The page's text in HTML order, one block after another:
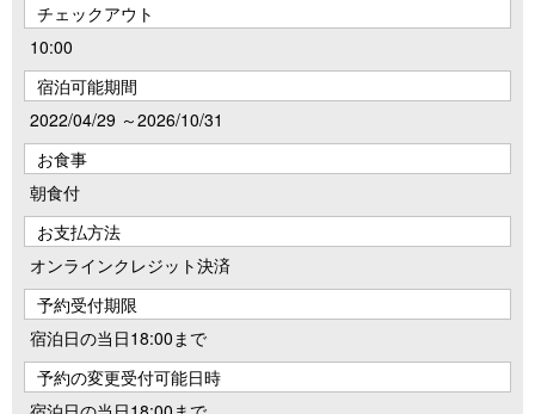
チェックアウト
10:00
宿泊可能期間
2022/04/29 ～2026/10/31
お食事
朝食付
お支払方法
オンラインクレジット決済
予約受付期限
宿泊日の当日18:00まで
予約の変更受付可能日時